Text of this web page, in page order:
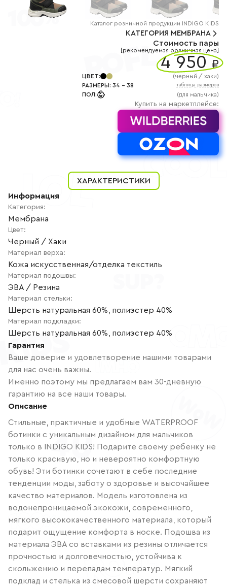
+7
(800)
777-
Каталог розничной продукции INDIGO KIDS
КАТЕГОРИЯ МЕМБРАНА
Стоимость пары
[рекомендуемая розничная цена]
4 950 ₽
ЦВЕТ: (черный / хаки)
РАЗМЕРЫ: 34 - 38 таблица размеров
ПОЛ: (для мальчика)
Купить на маркетплейсе:
ХАРАКТЕРИСТИКИ
Информация
Категория:
Мембрана
Цвет:
Черный / Хаки
Материал верха:
Кожа искусственная/отделка текстиль
Материал подошвы:
ЭВА / Резина
Материал стельки:
Шерсть натуральная 60%, полиэстер 40%
Материал подкладки:
Шерсть натуральная 60%, полиэстер 40%
Гарантия
Ваше доверие и удовлетворение нашими товарами
для нас очень важны.
Именно поэтому мы предлагаем вам 30-дневную
гарантию на все наши товары.
Описание
Стильные, практичные и удобные WATERPROOF
ботинки с уникальным дизайном для мальчиков
только в INDIGO KIDS! Подарите своему ребенку не
только красивую, но и невероятно комфортную
обувь! Эти ботинки сочетают в себе последние
тенденции моды, заботу о здоровье и высочайшее
качество материалов. Модель изготовлена из
водонепроницаемой экокожи, современного,
мягкого высококачественного материала, который
подарит ощущение комфорта в носке. Подошва из
материала ЭВА со вставками из резины отличается
прочностью и долговечностью, устойчива к
скольжению и перепадам температур. Мягкий
подклад и стелька из смесовой шерсти сохраняют